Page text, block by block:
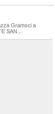
Gramsci a
SAN...